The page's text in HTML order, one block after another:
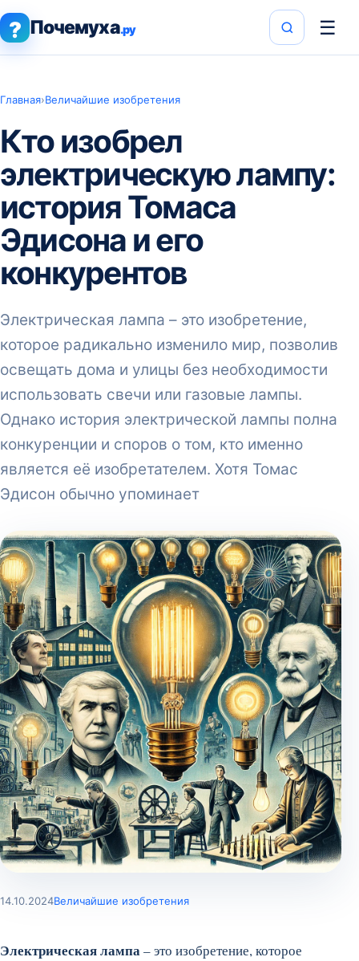
? Почемуха.ру ☰
Главная›Величайшие изобретения
Кто изобрел
электрическую лампу:
история Томаса
Эдисона и его
конкурентов
Электрическая лампа – это изобретение,
которое радикально изменило мир, позволив
освещать дома и улицы без необходимости
использовать свечи или газовые лампы.
Однако история электрической лампы полна
конкуренции и споров о том, кто именно
является её изобретателем. Хотя Томас
Эдисон обычно упоминает
14.10.2024Величайшие изобретения
Электрическая лампа– это изобретение, которое